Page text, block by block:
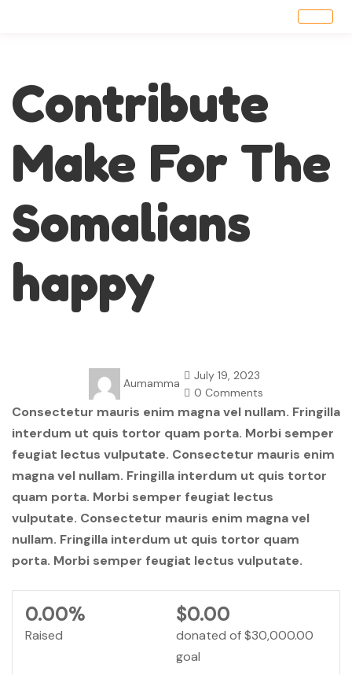
Contribute
Make For The
Somalians
happy
Aumamma
July 19, 2023
0 Comments
Consectetur mauris enim magna vel nullam. Fringilla
interdum ut quis tortor quam porta. Morbi semper
feugiat lectus vulputate. Consectetur mauris enim
magna vel nullam. Fringilla interdum ut quis tortor
quam porta. Morbi semper feugiat lectus
vulputate. Consectetur mauris enim magna vel
nullam. Fringilla interdum ut quis tortor quam
porta. Morbi semper feugiat lectus vulputate.
0.00%
Raised
$0.00
donated of$30,000.00
goal